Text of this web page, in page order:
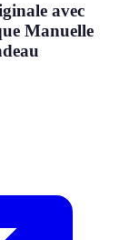
avec
Manuelle